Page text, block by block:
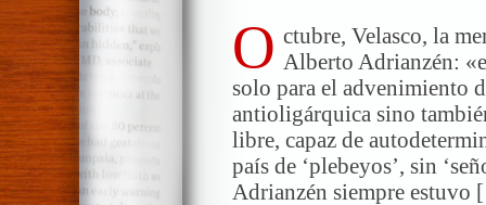
O ctubre, Velasco, la
Alberto Adrianzén:
solo para el advenimiento
antioligárquica sino
libre, capaz de
país de ‘plebeyos’, sin
Adrianzén siempre